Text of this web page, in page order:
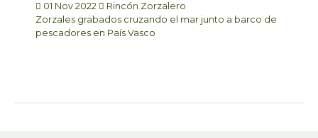
01 Nov 2022
Rincón Zorzalero
Zorzales grabados cruzando el mar junto a barco de
pescadores en País Vasco